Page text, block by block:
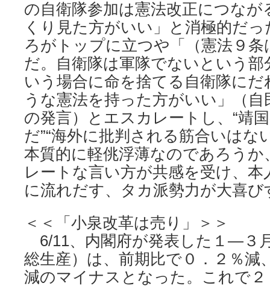
の自衛隊参加は憲法改正につな
くり見た方がいい」と消極的だ
ろがトップに立つや「（憲法９
だ。自衛隊は軍隊でないという
いう場合に命を捨てる自衛隊に
うな憲法を持った方がいい」（自
の発言）とエスカレートし、“靖
だ”“海外に批判される筋合いはな
本質的に軽佻浮薄なのであろう
レートな言い方が共感を受け、本
に流れだす、タカ派勢力が大喜
＜＜「小泉改革は売り」＞＞
6/11、内閣府が発表した１―３
総生産）は、前期比で０．２％減
減のマイナスとなった。これで